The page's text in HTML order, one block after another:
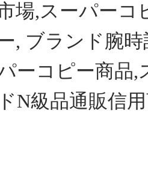
場,スーパー
, ブランド腕
ーコピー商品
N級品通販信